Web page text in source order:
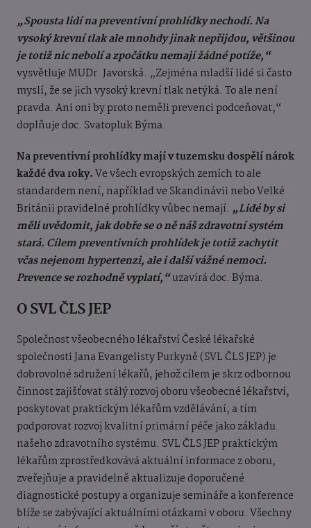
„Spousta lidí na preventivní prohlídky nechodí. Na
vysoký krevní tlak ale mnohdy jinak nepřijdou, většinou
je totiž nic nebolí a zpočátku nemají žádné potíže,“
vysvětluje MUDr. Javorská. „Zejména mladší lidé si často
myslí, že se jich vysoký krevní tlak netýká. To ale není
pravda. Ani oni by proto neměli prevenci podceňovat,“
doplňuje doc. Svatopluk Býma.
Na preventivní prohlídky mají v tuzemsku dospělí nárok
každé dva roky.Ve všech evropských zemích to ale
standardem není, například ve Skandinávii nebo Velké
Británii pravidelné prohlídky vůbec nemají. „Lidé by si
měli uvědomit, jak dobře se o ně náš zdravotní systém
stará. Cílem preventivních prohlídek je totiž zachytit
včas nejenom hypertenzi, ale i další vážné nemoci.
Prevence se rozhodně vyplatí,“uzavírá doc. Býma.
O SVL ČLS JEP
Společnost všeobecného lékařství České lékařské
společnosti Jana Evangelisty Purkyně (SVL ČLS JEP) je
dobrovolné sdružení lékařů, jehož cílem je skrz odbornou
činnost zajišťovat stálý rozvoj oboru všeobecné lékařství,
poskytovat praktickým lékařům vzdělávání, a tím
podporovat rozvoj kvalitní primární péče jako základu
našeho zdravotního systému. SVL ČLS JEP praktickým
lékařům zprostředkovává aktuální informace z oboru,
zveřejňuje a pravidelně aktualizuje doporučené
diagnostické postupy a organizuje semináře a konference
blíže se zabývající aktuálními otázkami v oboru. Všechny